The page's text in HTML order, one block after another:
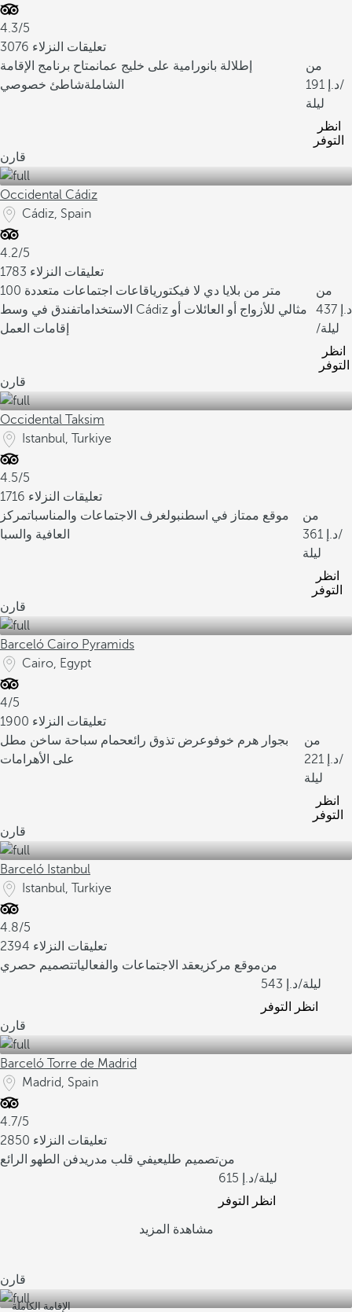
4.3/5
3076 تعليقات النزلاء
إطلالة بانورامية على خليج عمانمتاح برنامج الإقامة
الشاملةشاطئ خصوصي
من
191
/
ليلة
انظر
التوفر
قارن
Occidental Cádiz
Cádiz, Spain
4.2/5
1783 تعليقات النزلاء
100 متر من بلايا دي لا فيكتورياقاعات اجتماعات متعددة
الاستخداماتفندق في وسط Cádiz مثالي للأزواج أو العائلات أو
إقامات العمل
من
437
/ليلة
انظر
التوفر
قارن
Occidental Taksim
Istanbul, Turkiye
4.5/5
1716 تعليقات النزلاء
موقع ممتاز في اسطنبولغرف الاجتماعات والمناسباتمركز
العافية والسبا
من
361
/
ليلة
انظر
التوفر
قارن
Barceló Cairo Pyramids
Cairo, Egypt
4/5
1900 تعليقات النزلاء
بجوار هرم خوفوعرض تذوق رائعحمام سباحة ساخن مطل
على الأهرامات
من
221
/
ليلة
انظر
التوفر
قارن
Barceló Istanbul
Istanbul, Turkiye
4.8/5
2394 تعليقات النزلاء
موقع مركزيعقد الاجتماعات والفعالياتتصميم حصري
من
543
/ليلة
انظر التوفر
قارن
Barceló Torre de Madrid
Madrid, Spain
4.7/5
2850 تعليقات النزلاء
تصميم طليعيفي قلب مدريدفن الطهو الرائع
من
615
/ليلة
انظر التوفر
مشاهدة المزيد
قارن
الإقامة الكاملة